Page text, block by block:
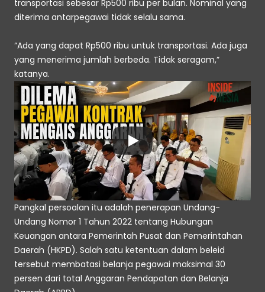
transportasi sebesar Rp500 ribu per bulan. Nominal yang
diterima antarpegawai tidak selalu sama.
“Ada yang dapat Rp500 ribu untuk transportasi. Ada juga
yang menerima jumlah berbeda. Tidak seragam,”
katanya.
Pangkal persoalan itu adalah penerapan Undang-
Undang Nomor 1 Tahun 2022 tentang Hubungan
Keuangan antara Pemerintah Pusat dan Pemerintahan
Daerah (HKPD). Salah satu ketentuan dalam beleid
tersebut membatasi belanja pegawai maksimal 30
persen dari total Anggaran Pendapatan dan Belanja